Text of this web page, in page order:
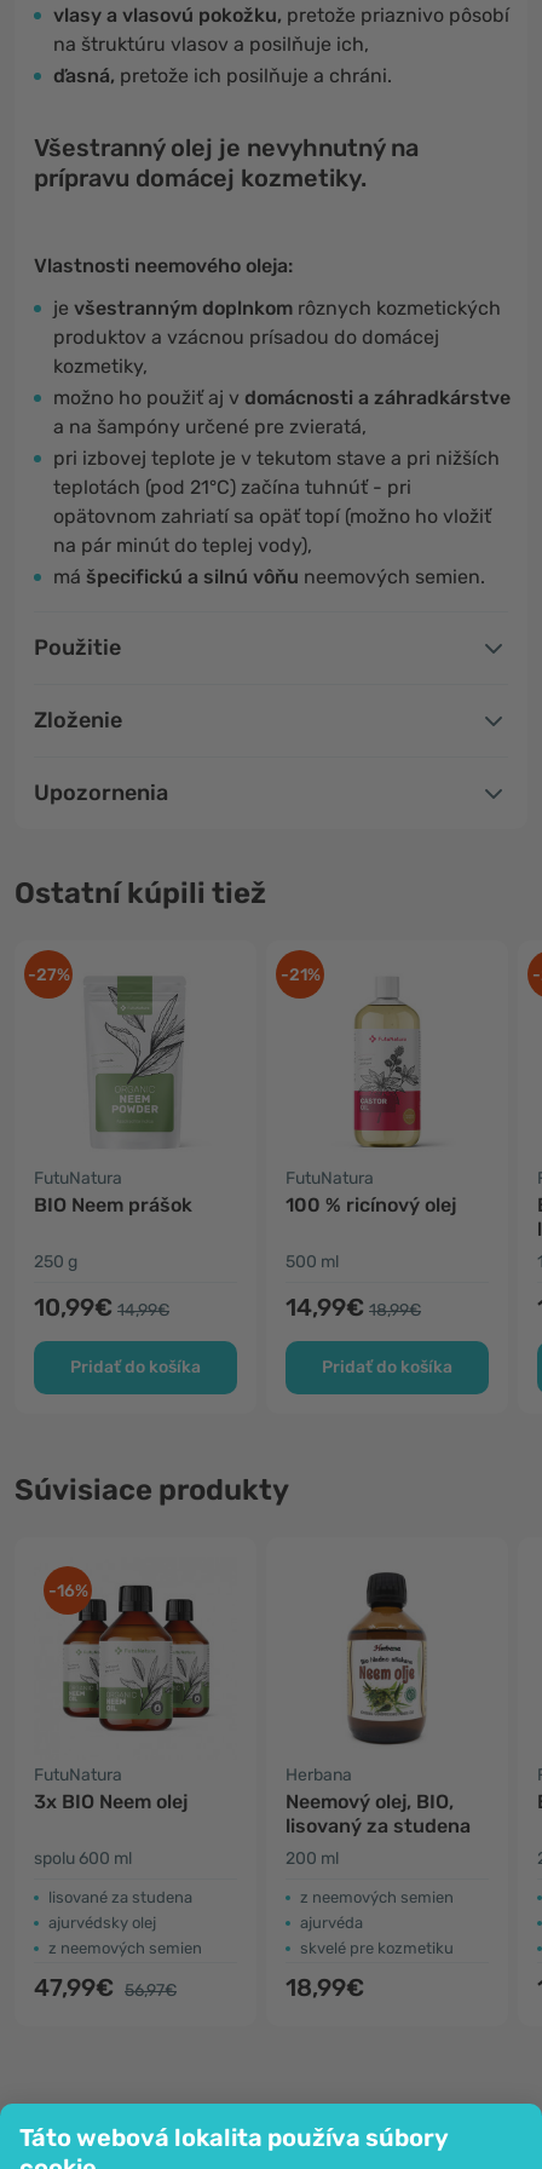
Táto webová lokalita používa súbory
vlasy a vlasovú pokožku, pretože priaznivo pôsobí
na štruktúru vlasov a posilňuje ich,
ďasná, pretože ich posilňuje a chráni.
Všestranný olej je nevyhnutný na
prípravu domácej kozmetiky.
Vlastnosti neemového oleja:
je všestranným doplnkom rôznych kozmetických
produktov a vzácnou prísadou do domácej
kozmetiky,
možno ho použiť aj v domácnosti a záhradkárstve
a na šampóny určené pre zvieratá,
pri izbovej teplote je v tekutom stave a pri nižších
teplotách (pod 21°C) začína tuhnúť - pri
opätovnom zahriatí sa opäť topí (možno ho vložiť
na pár minút do teplej vody),
má špecifickú a silnú vôňu neemových semien.
Použitie
Zloženie
Upozornenia
Ostatní kúpili tiež
-27%
FutuNatura
BIO Neem prášok
250 g
10,99€ 14,99€
Pridať do košíka
-21%
FutuNatura
100 % ricínový olej
500 ml
14,99€ 18,99€
Pridať do košíka
Súvisiace produkty
-16%
FutuNatura
3x BIO Neem olej
spolu 600 ml
lisované za studena
ajurvédsky olej
z neemových semien
47,99€ 56,97€
Herbana
Neemový olej, BIO,
lisovaný za studena
200 ml
z neemových semien
ajurvéda
skvelé pre kozmetiku
18,99€
Spoločnosť